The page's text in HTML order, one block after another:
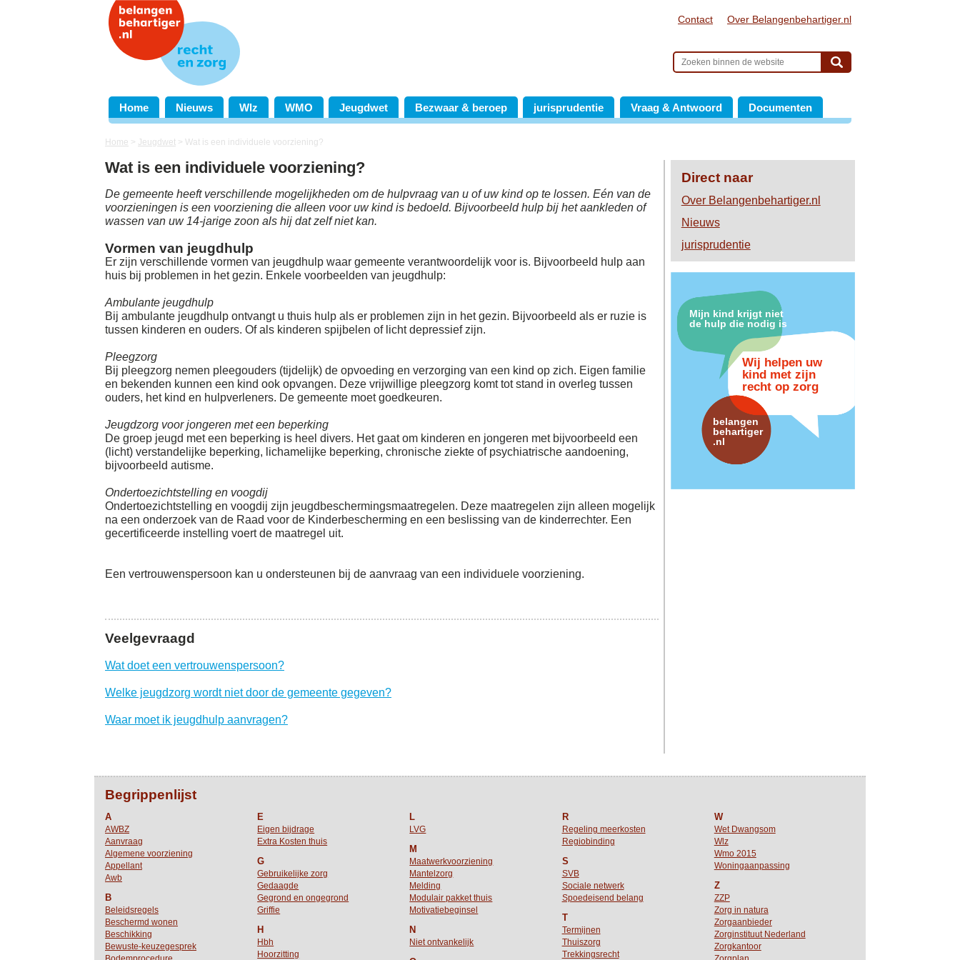
Contact Over Belangenbehartiger.nl
Home Nieuws Wlz WMO Jeugdwet Bezwaar & beroep jurisprudentie Vraag & Antwoord Documenten
Home > Jeugdwet > Wat is een individuele voorziening?
Wat is een individuele voorziening?
De gemeente heeft verschillende mogelijkheden om de hulpvraag van u of uw kind op te lossen. Eén van de
voorzieningen is een voorziening die alleen voor uw kind is bedoeld. Bijvoorbeeld hulp bij het aankleden of
wassen van uw 14-jarige zoon als hij dat zelf niet kan.
Vormen van jeugdhulp
Er zijn verschillende vormen van jeugdhulp waar gemeente verantwoordelijk voor is. Bijvoorbeeld hulp aan
huis bij problemen in het gezin. Enkele voorbeelden van jeugdhulp:
Ambulante jeugdhulp
Bij ambulante jeugdhulp ontvangt u thuis hulp als er problemen zijn in het gezin. Bijvoorbeeld als er ruzie is
tussen kinderen en ouders. Of als kinderen spijbelen of licht depressief zijn.
Pleegzorg
Bij pleegzorg nemen pleegouders (tijdelijk) de opvoeding en verzorging van een kind op zich. Eigen familie
en bekenden kunnen een kind ook opvangen. Deze vrijwillige pleegzorg komt tot stand in overleg tussen
ouders, het kind en hulpverleners. De gemeente moet goedkeuren.
Jeugdzorg voor jongeren met een beperking
De groep jeugd met een beperking is heel divers. Het gaat om kinderen en jongeren met bijvoorbeeld een
(licht) verstandelijke beperking, lichamelijke beperking, chronische ziekte of psychiatrische aandoening,
bijvoorbeeld autisme.
Ondertoezichtstelling en voogdij
Ondertoezichtstelling en voogdij zijn jeugdbeschermingsmaatregelen. Deze maatregelen zijn alleen mogelijk
na een onderzoek van de Raad voor de Kinderbescherming en een beslissing van de kinderrechter. Een
gecertificeerde instelling voert de maatregel uit.
Een vertrouwenspersoon kan u ondersteunen bij de aanvraag van een individuele voorziening.
Veelgevraagd
Wat doet een vertrouwenspersoon?
Welke jeugdzorg wordt niet door de gemeente gegeven?
Waar moet ik jeugdhulp aanvragen?
Direct naar
Over Belangenbehartiger.nl
Nieuws
jurisprudentie
Mijn kind krijgt niet
de hulp die nodig is
Wij helpen uw
kind met zijn
recht op zorg
belangen
behartiger
.nl
Begrippenlijst
A
AWBZ
Aanvraag
Algemene voorziening
Appellant
Awb
B
Beleidsregels
Beschermd wonen
Beschikking
Bewuste-keuzegesprek
E
Eigen bijdrage
Extra Kosten thuis
G
Gebruikelijke zorg
Gedaagde
Gegrond en ongegrond
Griffie
H
Hbh
Hoorzitting
L
LVG
M
Maatwerkvoorziening
Mantelzorg
Melding
Modulair pakket thuis
Motivatiebeginsel
N
Niet ontvankelijk
R
Regeling meerkosten
Regiobinding
S
SVB
Sociale netwerk
Spoedeisend belang
T
Termijnen
Thuiszorg
Trekkingsrecht
W
Wet Dwangsom
Wlz
Wmo 2015
Woningaanpassing
Z
ZZP
Zorg in natura
Zorgaanbieder
Zorginstituut Nederland
Zorgkantoor